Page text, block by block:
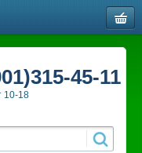
45-11
10-18